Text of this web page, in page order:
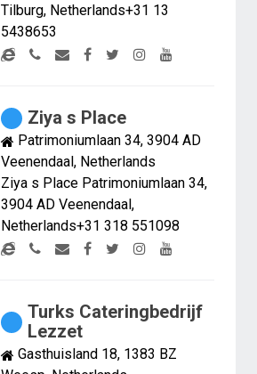
Tilburg, Netherlands+31 13
5438653
Ziya s Place
Patrimoniumlaan 34, 3904 AD
Veenendaal, Netherlands
Ziya s Place Patrimoniumlaan 34,
3904 AD Veenendaal,
Netherlands+31 318 551098
Turks Cateringbedrijf
Lezzet
Gasthuisland 18, 1383 BZ